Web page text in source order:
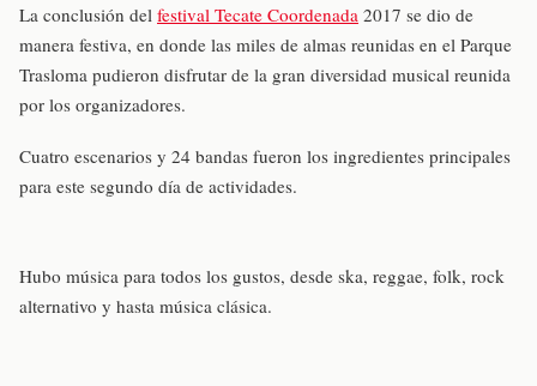
La conclusión del festival Tecate Coordenada 2017 se dio de
manera festiva, en donde las miles de almas reunidas en el Parque
Trasloma pudieron disfrutar de la gran diversidad musical reunida
por los organizadores.
Cuatro escenarios y 24 bandas fueron los ingredientes principales
para este segundo día de actividades.
Hubo música para todos los gustos, desde ska, reggae, folk, rock
alternativo y hasta música clásica.